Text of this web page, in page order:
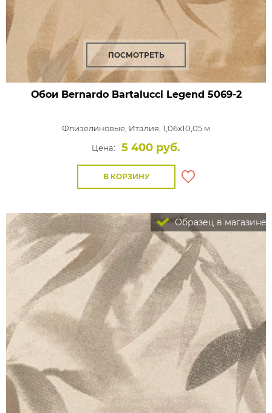
ПОСМОТРЕТЬ
Обои Bernardo Bartalucci Legend 5069-2
Флизелиновые, Италия, 1,06x10,05 м
Цена:
5 400 руб.
В КОРЗИНУ
Образец в магазине